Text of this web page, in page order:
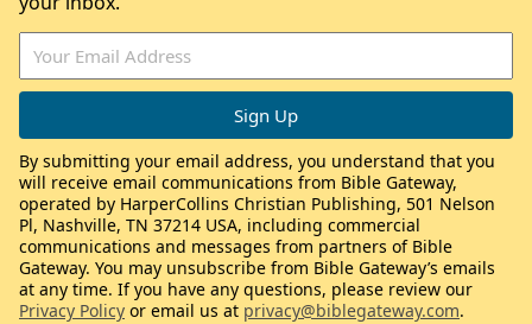
By submitting your email address, you understand that you
will receive email communications from Bible Gateway,
operated by HarperCollins Christian Publishing, 501 Nelson
Pl, Nashville, TN 37214 USA, including commercial
communications and messages from partners of Bible
Gateway. You may unsubscribe from Bible Gateway’s emails
at any time. If you have any questions, please review our
Privacy Policy or email us at privacy@biblegateway.com.